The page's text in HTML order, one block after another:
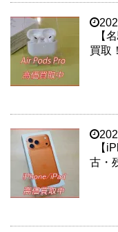
【
買取
【
古・